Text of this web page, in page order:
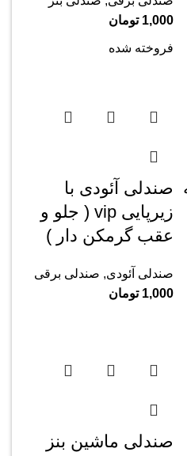
1,000 تومان
فروخته شده
صندلی آئودی با
زیرپایی vip ( جلو و
عقب گرمکن دار )
صندلی آئودی, صندلی برقی
1,000 تومان
صندلی ماشین بنز